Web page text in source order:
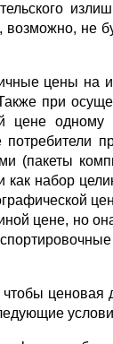
не
цены на
при
цене
потребители
(пакеты
набор
цене, но
чтобы